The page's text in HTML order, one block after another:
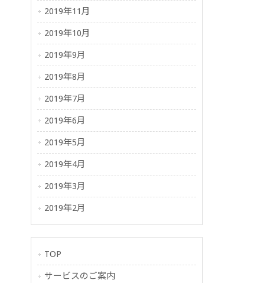
2019年11月
2019年10月
2019年9月
2019年8月
2019年7月
2019年6月
2019年5月
2019年4月
2019年3月
2019年2月
TOP
サービスのご案内